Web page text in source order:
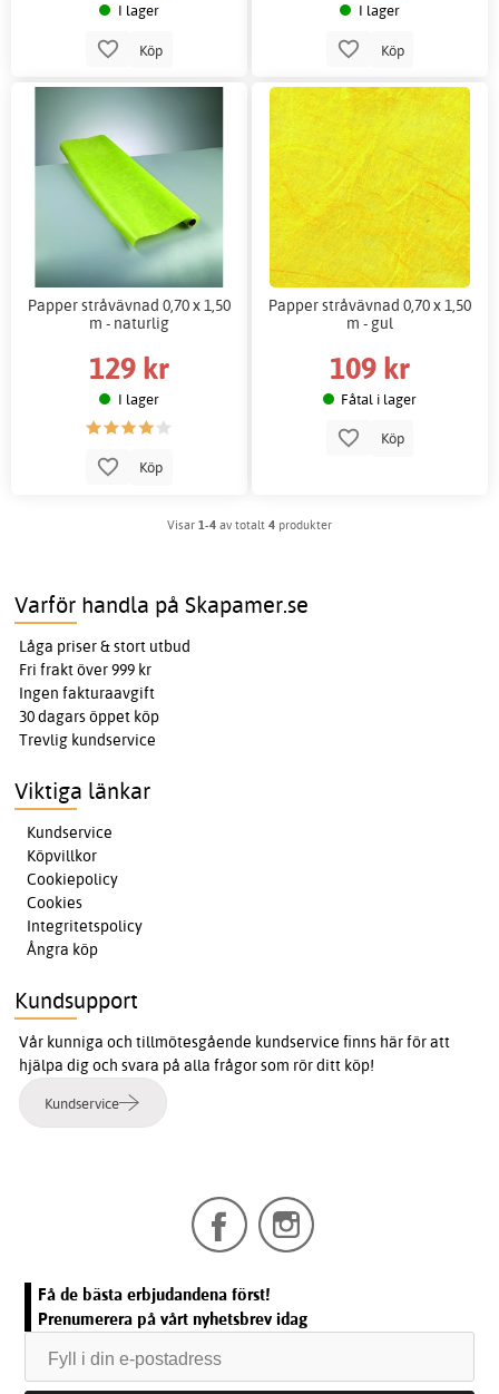
I lager
Köp
I lager
Köp
Papper stråvävnad 0,70 x 1,50
m - naturlig
129 kr
I lager
Köp
Papper stråvävnad 0,70 x 1,50
m - gul
109 kr
Fåtal i lager
Köp
Visar 1-4 av totalt 4 produkter
Varför handla på Skapamer.se
Låga priser & stort utbud
Fri frakt över 999 kr
Ingen fakturaavgift
30 dagars öppet köp
Trevlig kundservice
Viktiga länkar
Kundservice
Köpvillkor
Cookiepolicy
Cookies
Integritetspolicy
Ångra köp
Kundsupport
Vår kunniga och tillmötesgående kundservice finns här för att
hjälpa dig och svara på alla frågor som rör ditt köp!
Kundservice
Få de bästa erbjudandena först!
Prenumerera på vårt nyhetsbrev idag